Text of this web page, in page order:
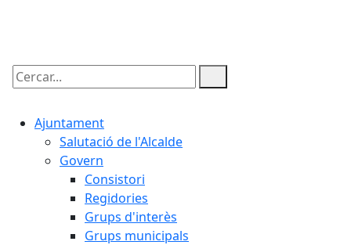
Cercar:
Ajuntament
Salutació de l'Alcalde
Govern
Consistori
Regidories
Grups d'interès
Grups municipals